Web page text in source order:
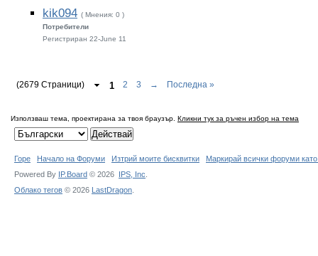
kik094 ( Мнения: 0 )
Потребители
Регистриран 22-June 11
(2679 Страници) 1 2 3 → Последна »
Използваш тема, проектирана за твоя браузър. Кликни тук за ръчен избор на тема
Горе Начало на Форуми Изтрий моите бисквитки
Маркирай всички форуми
Powered By IP.Board © 2026 IPS, Inc
Облако тегов © 2026 LastDragon